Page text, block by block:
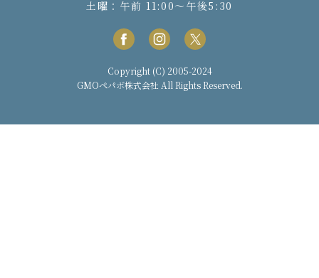
土曜：午前 11:00〜午後5:30
Copyright (C) 2005-2024
GMOペパボ株式会社 All Rights Reserved.